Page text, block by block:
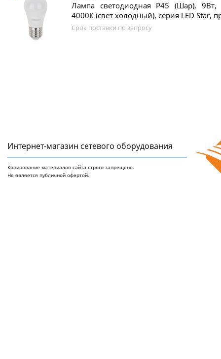
Лампа светодиодная P45 (Шар),
4000К (свет холодный), серия LED Star,
Срок поставки по запросу
Интернет-магазин сетeвого оборудования
Копирование материалов сайта строго запрещено.
Не является публичной офертой.